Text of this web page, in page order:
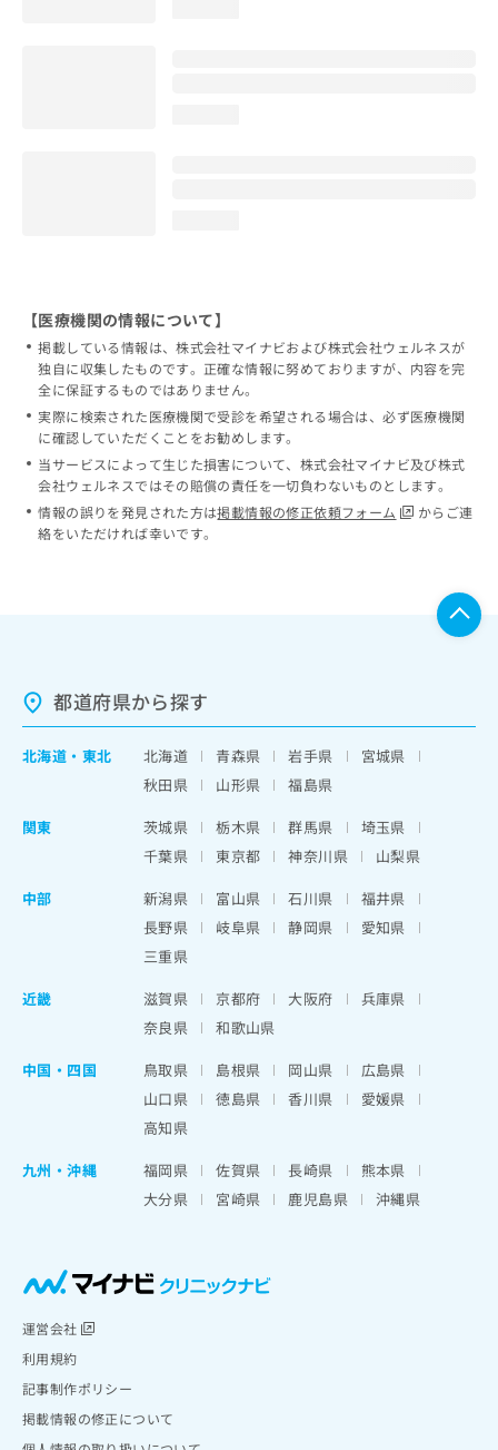
【医療機関の情報について】
掲載している情報は、株式会社マイナビおよび株式会社ウェルネスが
独自に収集したものです。正確な情報に努めておりますが、内容を完
全に保証するものではありません。
実際に検索された医療機関で受診を希望される場合は、必ず医療機関
に確認していただくことをお勧めします。
当サービスによって生じた損害について、株式会社マイナビ及び株式
会社ウェルネスではその賠償の責任を一切負わないものとします。
情報の誤りを発見された方は掲載情報の修正依頼フォーム
からご連
絡をいただければ幸いです。
都道府県から探す
北海道 ・ 東北 北海道 青森県 岩手県
宮城県
秋田県
山形県
福島県
関東
茨城県 栃木県 群馬県
埼玉県
千葉県
東京都 神奈川県
山梨県
中部
新潟県 富山県 石川県
福井県
長野県
岐阜県 静岡県
愛知県
三重県
近畿
滋賀県 京都府 大阪府
兵庫県
奈良県
和歌山県
中国・四国
鳥取県 島根県 岡山県
広島県
山口県
徳島県 香川県
愛媛県
高知県
九州・沖縄
福岡県 佐賀県 長崎県
熊本県
大分県
宮崎県 鹿児島県 沖縄県
運営会社
利用規約
記事制作ポリシー
掲載情報の修正について